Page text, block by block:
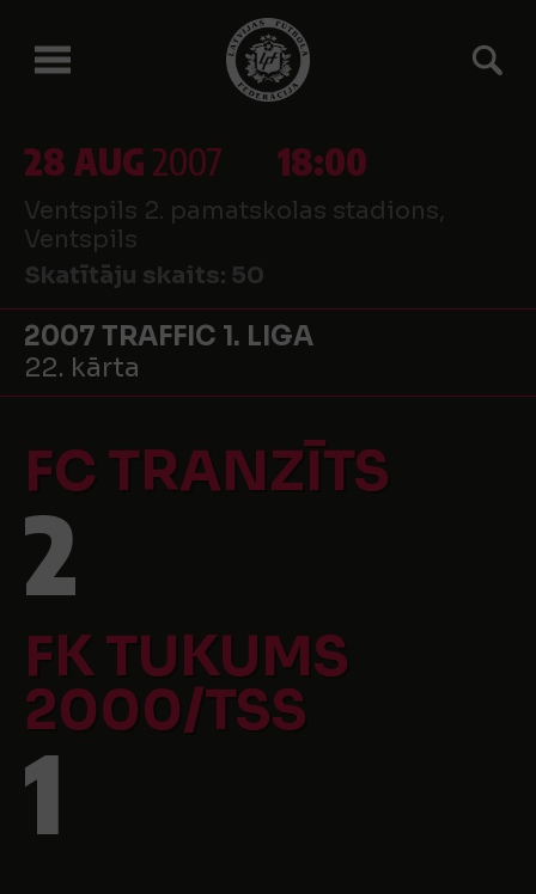
28 AUG2007 18:00
Ventspils 2. pamatskolas stadions,
Ventspils
Skatītāju skaits: 50
2007 TRAFFIC 1. LIGA
22. kārta
FC TRANZĪTS
2
FK TUKUMS
2000/TSS
1